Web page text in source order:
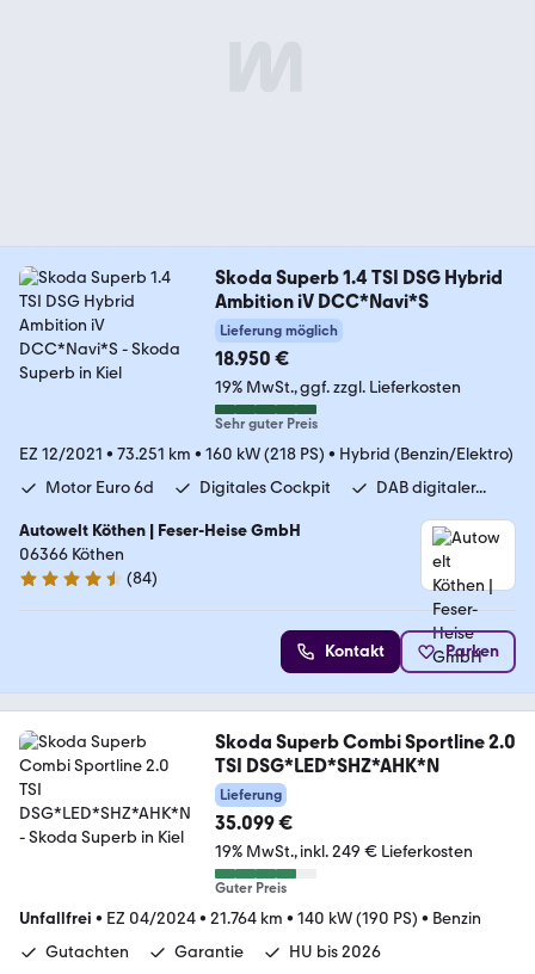
Skoda Superb 1.4 TSI DSG Hybrid
Ambition iV DCC*Navi*S
Lieferung möglich
18.950 €
19% MwSt. ggf. zzgl. Lieferkosten
Sehr guter Preis
EZ 12/2021 • 73.251 km • 160 kW (218 PS) • Hybrid (Benzin/Elektro)
Motor Euro 6d
Digitales Cockpit DAB digitaler...
Autowelt Köthen | Feser-Heise GmbH
06366 Köthen
4.3 Sterne
(84)
Kontakt Parken
Skoda Superb Combi Sportline 2.0
TSI DSG*LED*SHZ*AHK*N
Lieferung
35.099 €
19% MwSt. inkl. 249 € Lieferkosten
Guter Preis
Unfallfrei • EZ 04/2024• 21.764 km • 140 kW (190 PS) • Benzin
Gutachten
Garantie HU bis 2026